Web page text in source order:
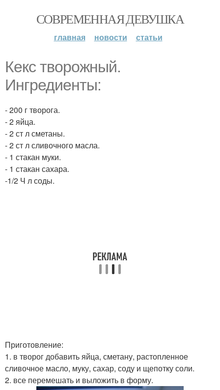
СОВРЕМЕННАЯ ДЕВУШКА
главная новости статьи
Кекс творожный.
Ингредиенты:
- 200 г творога.
- 2 яйца.
- 2 ст л сметаны.
- 2 ст л сливочного масла.
- 1 стакан муки.
- 1 стакан сахара.
-1/2 Ч л соды.
Приготовление:
1. в творог добавить яйца, сметану, растопленное
сливочное масло, муку, сахар, соду и щепотку соли.
2. все перемешать и выложить в форму.